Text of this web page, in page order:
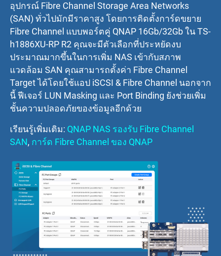
อุปกรณ์ Fibre Channel Storage Area Networks
(SAN) ทั่วไปมักมีราคาสูง โดยการติดตั้งการ์ดขยาย
Fibre Channel แบบพอร์ตคู่ QNAP 16Gb/32Gb ใน TS-
h1886XU-RP R2 คุณจะมีตัวเลือกที่ประหยัดงบ
ประมาณมากขึ้นในการเพิ่ม NAS เข้ากับสภาพ
แวดล้อม SAN คุณสามารถตั้งค่า Fibre Channel
Target ได้โดยใช้แอป iSCSI & Fibre Channel นอกจาก
นี้ ฟีเจอร์ LUN Masking และ Port Binding ยังช่วยเพิ่ม
ชั้นความปลอดภัยของข้อมูลอีกด้วย
เรียนรู้เพิ่มเติม: QNAP NAS รองรับ Fibre Channel
SAN, การ์ด Fibre Channel ของ QNAP